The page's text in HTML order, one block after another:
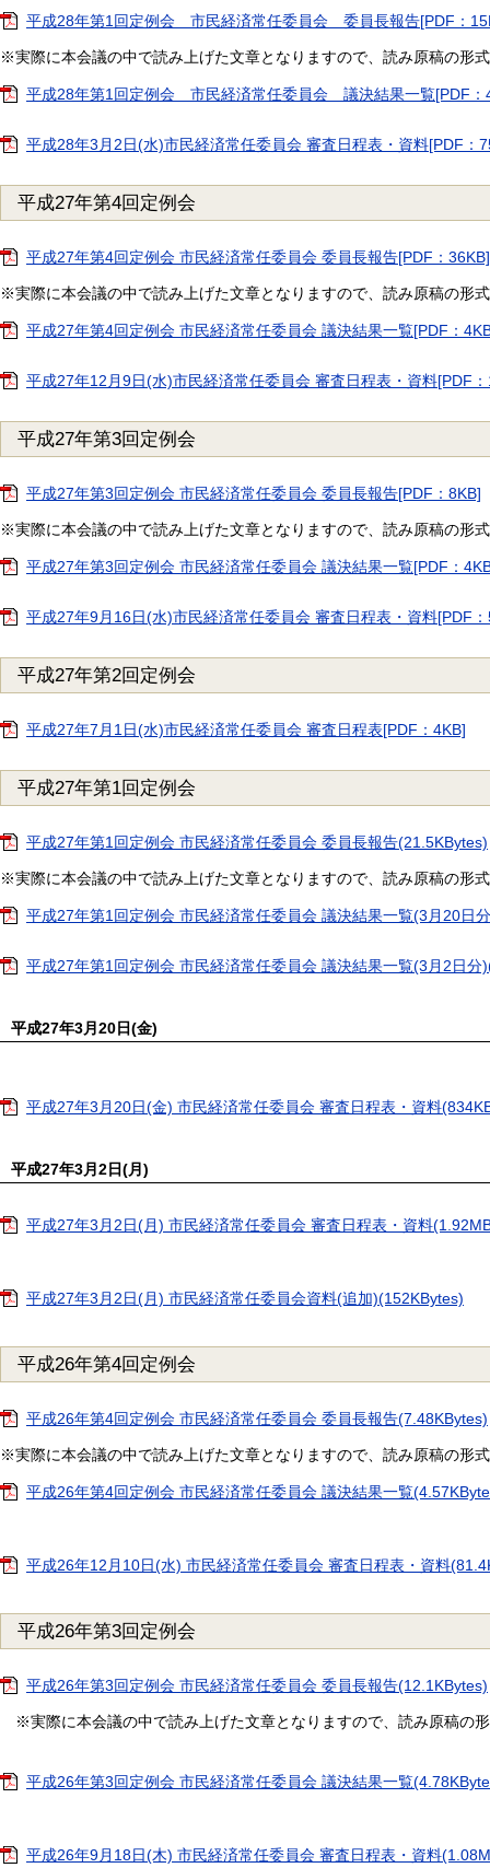
平成28年第1回定例会 市民経済常任委員会 委員長報告[PDF：
※実際に本会議の中で読み上げた文章となりますので、読み原稿の形
平成28年第1回定例会 市民経済常任委員会 議決結果一覧[PDF：
平成28年3月2日(水)市民経済常任委員会 審査日程表・資料[PDF：
平成27年第4回定例会
平成27年第4回定例会 市民経済常任委員会 委員長報告[PDF：36KB]
※実際に本会議の中で読み上げた文章となりますので、読み原稿の形
平成27年第4回定例会 市民経済常任委員会 議決結果一覧[PDF：
平成27年12月9日(水)市民経済常任委員会 審査日程表・資料[PDF
平成27年第3回定例会
平成27年第3回定例会 市民経済常任委員会 委員長報告[PDF：8KB]
※実際に本会議の中で読み上げた文章となりますので、読み原稿の形
平成27年第3回定例会 市民経済常任委員会 議決結果一覧[PDF：
平成27年9月16日(水)市民経済常任委員会 審査日程表・資料[PDF
平成27年第2回定例会
平成27年7月1日(水)市民経済常任委員会 審査日程表[PDF：4KB]
平成27年第1回定例会
平成27年第1回定例会 市民経済常任委員会 委員長報告(21.5KBytes)
※実際に本会議の中で読み上げた文章となりますので、読み原稿の形
平成27年第1回定例会 市民経済常任委員会 議決結果一覧(3月20日
平成27年第1回定例会 市民経済常任委員会 議決結果一覧(3月2日分
平成27年3月20日(金)
平成27年3月20日(金) 市民経済常任委員会 審査日程表・資料
平成27年3月2日(月)
平成27年3月2日(月) 市民経済常任委員会 審査日程表・資料
平成27年3月2日(月) 市民経済常任委員会資料(追加)(152KBytes)
平成26年第4回定例会
平成26年第4回定例会 市民経済常任委員会 委員長報告(7.48KBytes)
※実際に本会議の中で読み上げた文章となりますので、読み原稿の形
平成26年第4回定例会 市民経済常任委員会 議決結果一覧
平成26年12月10日(水) 市民経済常任委員会 審査日程表・資料
平成26年第3回定例会
平成26年第3回定例会 市民経済常任委員会 委員長報告(12.1KBytes)
※実際に本会議の中で読み上げた文章となりますので、読み原稿の
平成26年第3回定例会 市民経済常任委員会 議決結果一覧
平成26年9月18日(木) 市民経済常任委員会 審査日程表・資料